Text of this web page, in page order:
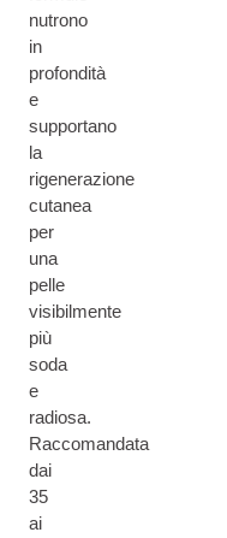
nutrono
in
profondità
e
supportano
la
rigenerazione
cutanea
per
una
pelle
visibilmente
più
soda
e
radiosa.
Raccomandata
dai
35
ai